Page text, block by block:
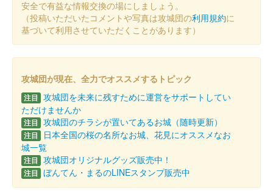
和歌山城 御城印 和歌山城公園動物園限定・第4弾
「駆ける紀州犬」
和歌山城公園動物園で限定販売されている御城印の第4弾。文字
は印刷、家紋・絵柄は押印の仕様になっている。2026年1月1日
より発売開始。
和歌山城 御城印 築城440年記念 和
紙版
安全で有益な情報交換の場にしましょう。
（投稿いただいたコメントや写真は攻城団の利用規約に
基づいて利用させていただくことがあります）
攻城団が現在、全力でオススメするトピック
注目 攻城団を未来に残すために運営をサポートしてい
ただけませんか
注目 攻城団のチラシが置いてあるお城（随時更新）
注目
日本全国の桜の名所なお城、花見にオススメなお
城一覧
注目 攻城団オリジナルグッズ販売中！
注目 ぼんてん・まるのLINEスタンプ販売中